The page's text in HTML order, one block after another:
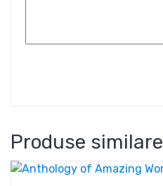
Produse similare